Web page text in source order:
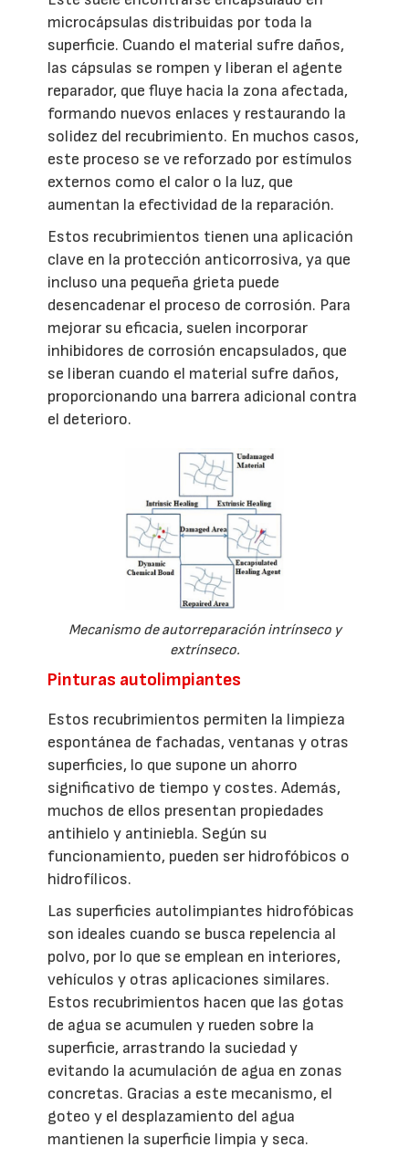
microcápsulas distribuidas por toda la
superficie. Cuando el material sufre daños,
las cápsulas se rompen y liberan el agente
reparador, que fluye hacia la zona afectada,
formando nuevos enlaces y restaurando la
solidez del recubrimiento. En muchos casos,
este proceso se ve reforzado por estímulos
externos como el calor o la luz, que
aumentan la efectividad de la reparación.
Estos recubrimientos tienen una aplicación
clave en la protección anticorrosiva, ya que
incluso una pequeña grieta puede
desencadenar el proceso de corrosión. Para
mejorar su eficacia, suelen incorporar
inhibidores de corrosión encapsulados, que
se liberan cuando el material sufre daños,
proporcionando una barrera adicional contra
el deterioro.
Mecanismo de autorreparación intrínseco y
extrínseco.
Pinturas autolimpiantes
Estos recubrimientos permiten la limpieza
espontánea de fachadas, ventanas y otras
superficies, lo que supone un ahorro
significativo de tiempo y costes. Además,
muchos de ellos presentan propiedades
antihielo y antiniebla. Según su
funcionamiento, pueden ser hidrofóbicos o
hidrofílicos.
Las superficies autolimpiantes hidrofóbicas
son ideales cuando se busca repelencia al
polvo, por lo que se emplean en interiores,
vehículos y otras aplicaciones similares.
Estos recubrimientos hacen que las gotas
de agua se acumulen y rueden sobre la
superficie, arrastrando la suciedad y
evitando la acumulación de agua en zonas
concretas. Gracias a este mecanismo, el
goteo y el desplazamiento del agua
mantienen la superficie limpia y seca.